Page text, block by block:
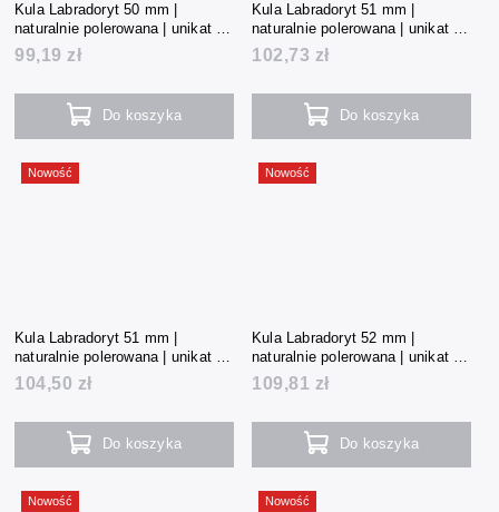
Kula Labradoryt 50 mm |
naturalnie polerowana | unikat |
185 g | Madagaskar
99,19 zł
Do koszyka
Kula Labradoryt 51 mm |
naturalnie polerowana | unikat |
193 g | Madagaskar
102,73 zł
Do koszyka
Nowość
Kula Labradoryt 51 mm |
naturalnie polerowana | unikat |
195 g | Madagaskar
104,50 zł
Do koszyka
Nowość
Kula Labradoryt 52 mm |
naturalnie polerowana | unikat |
206 g | Madagaskar
109,81 zł
Do koszyka
Nowość Nowość